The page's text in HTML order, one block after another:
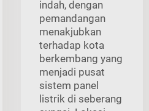
indah, dengan
pemandangan
menakjubkan
terhadap kota
berkembang yang
menjadi pusat
sistem panel
listrik di seberang